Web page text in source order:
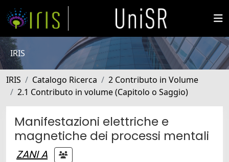
IRIS
IRIS Catalogo Ricerca
2 Contributo in Volume
2.1 Contributo in volume (Capitolo o Saggio)
Manifestazioni elettriche e
magnetiche dei processi mentali
ZANI A